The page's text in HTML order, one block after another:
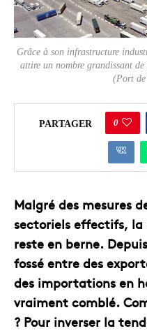
Grâce à son infrastructure
attire un nombre grandissant
(Port
PARTAGER 0
Malgré des mesures
sectoriels effectifs,
reste en berne.
fossé entre des
des importations en
vraiment comblé.
? Pour inverser la